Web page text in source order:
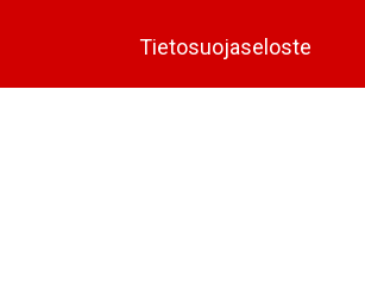
Tietosuojaseloste